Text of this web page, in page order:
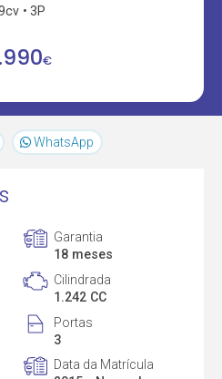
3P
€
WhatsApp
Garantia
18 meses
Cilindrada
1.242 CC
Portas
3
Data da Matrícula